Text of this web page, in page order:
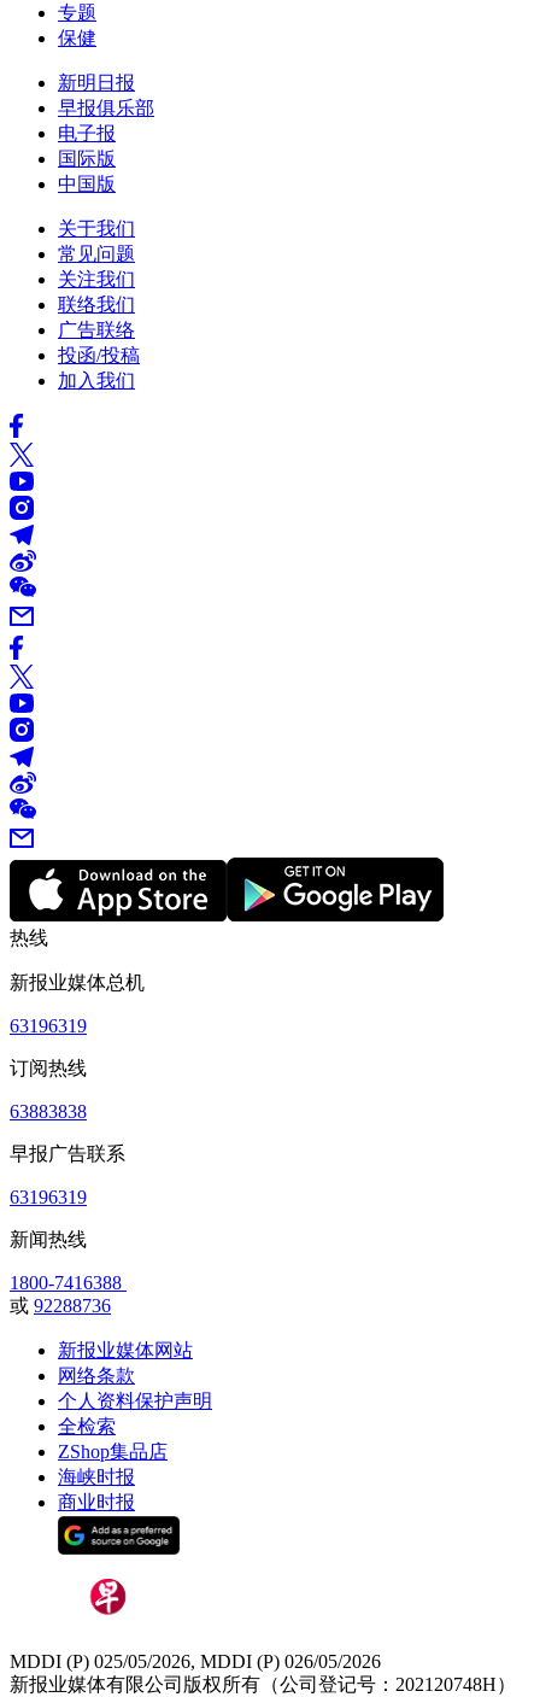
专题
保健
新明日报
早报俱乐部
电子报
国际版
中国版
关于我们
常见问题
关注我们
联络我们
广告联络
投函/投稿
加入我们
热线
新报业媒体总机
63196319
订阅热线
63883838
早报广告联系
63196319
新闻热线
1800-7416388
或 92288736
新报业媒体网站
网络条款
个人资料保护声明
全检索
ZShop集品店
海峡时报
商业时报
MDDI (P) 025/05/2026, MDDI (P) 026/05/2026
新报业媒体有限公司版权所有（公司登记号：202120748H）